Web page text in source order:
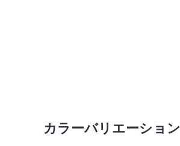
カラーバリエーション